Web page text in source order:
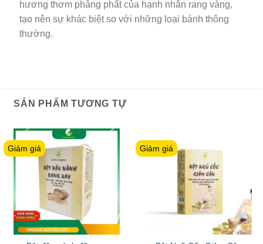
hương thơm phảng phất của hạnh nhân rang vàng,
tạo nên sự khác biệt so với những loại bánh thông
thường.
SẢN PHẨM TƯƠNG TỰ
Giảm giá Giảm giá